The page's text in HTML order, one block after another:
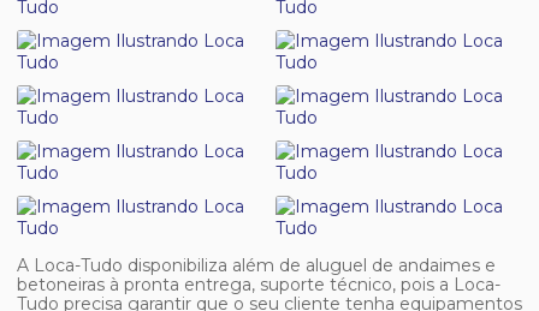
A Loca-Tudo disponibiliza além de aluguel de andaimes e
betoneiras à pronta entrega, suporte técnico, pois a Loca-
Tudo precisa garantir que o seu cliente tenha equipamentos